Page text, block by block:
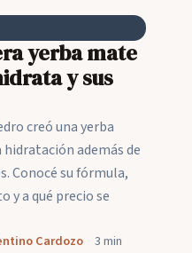
yerba mate
y sus
creó una yerba
además de
Conocé su fórmula,
y a qué precio se
Cardozo 3 min